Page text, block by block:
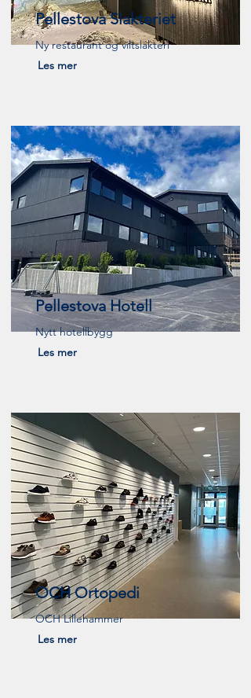
Pellestova Slakteriet
Ny restaurant og viltslakteri
Les mer
Pellestova Hotell
Nytt hotellbygg
Les mer
OCH Ortopedi
OCH Lillehammer
Les mer